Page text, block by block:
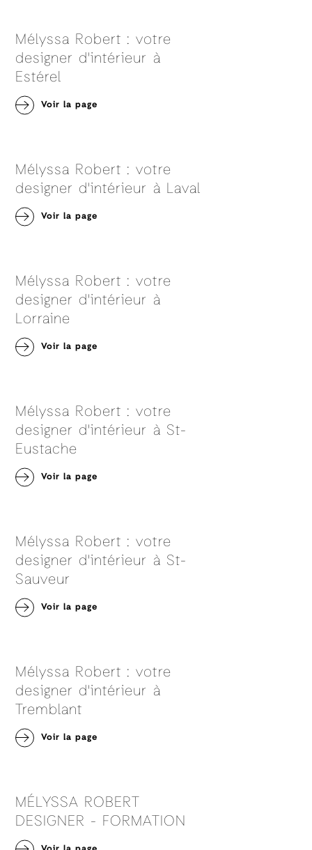
Mélyssa Robert : votre
designer d'intérieur à
Estérel
Voir la page
Mélyssa Robert : votre
designer d'intérieur à Laval
Voir la page
Mélyssa Robert : votre
designer d'intérieur à
Lorraine
Voir la page
Mélyssa Robert : votre
designer d'intérieur à St-
Eustache
Voir la page
Mélyssa Robert : votre
designer d'intérieur à St-
Sauveur
Voir la page
Mélyssa Robert : votre
designer d'intérieur à
Tremblant
Voir la page
MÉLYSSA ROBERT
DESIGNER - FORMATION